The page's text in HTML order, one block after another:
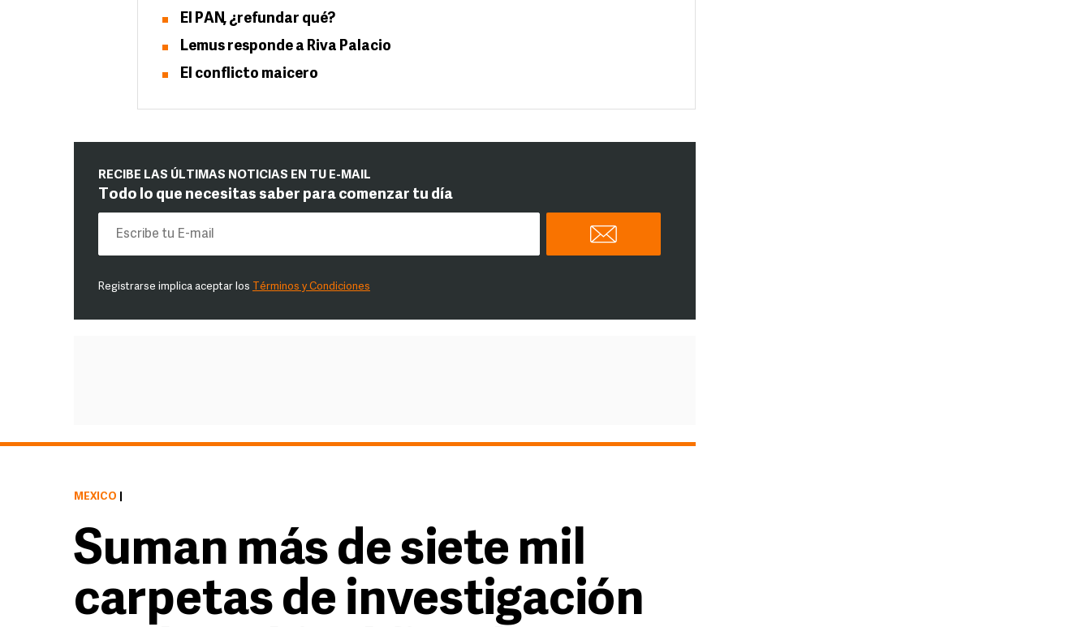
El PAN, ¿refundar qué?
Lemus responde a Riva Palacio
El conflicto maicero
RECIBE LAS ÚLTIMAS NOTICIAS EN TU E-MAIL
Todo lo que necesitas saber para comenzar tu día
Registrarse implica aceptar los Términos y Condiciones
MÉXICO
Suman más de siete mil
carpetas de investigación